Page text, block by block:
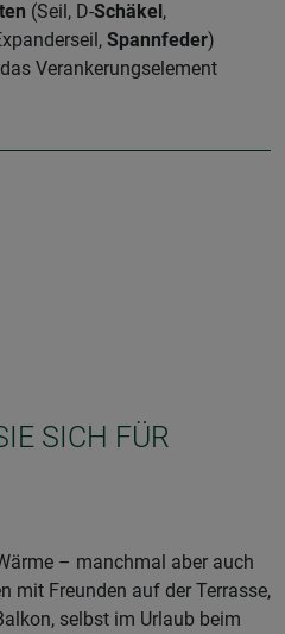
(Seil, D-Schäkel,
Spannfeder)
Verankerungselement
SICH FÜR
– manchmal aber auch
mit Freunden auf der Terrasse,
selbst im Urlaub beim